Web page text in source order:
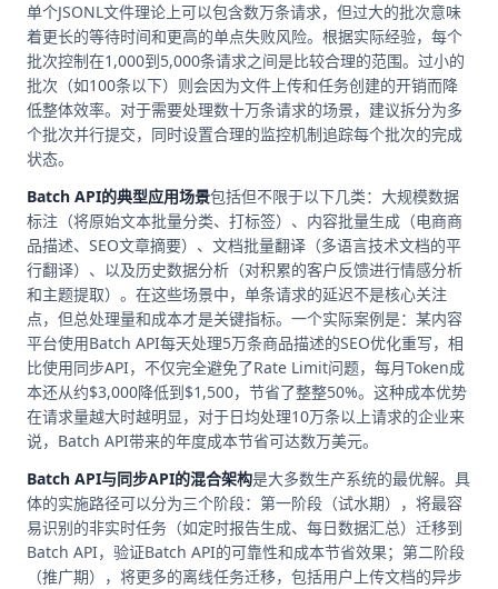
单个JSONL文件理论上可以包含数万条请求，但过大的批次意味
着更长的等待时间和更高的单点失败风险。根据实际经验，每个
批次控制在1,000到5,000条请求之间是比较合理的范围。过小的
批次（如100条以下）则会因为文件上传和任务创建的开销而降
低整体效率。对于需要处理数十万条请求的场景，建议拆分为多
个批次并行提交，同时设置合理的监控机制追踪每个批次的完成
状态。
Batch API的典型应用场景包括但不限于以下几类：大规模数据
标注（将原始文本批量分类、打标签）、内容批量生成（电商商
品描述、SEO文章摘要）、文档批量翻译（多语言技术文档的平
行翻译）、以及历史数据分析（对积累的客户反馈进行情感分析
和主题提取）。在这些场景中，单条请求的延迟不是核心关注
点，但总处理量和成本才是关键指标。一个实际案例是：某内容
平台使用Batch API每天处理5万条商品描述的SEO优化重写，相
比使用同步API，不仅完全避免了Rate Limit问题，每月Token成
本还从约$3,000降低到$1,500，节省了整整50%。这种成本优势
在请求量越大时越明显，对于日均处理10万条以上请求的企业来
说，Batch API带来的年度成本节省可达数万美元。
Batch API与同步API的混合架构是大多数生产系统的最优解。具
体的实施路径可以分为三个阶段：第一阶段（试水期），将最容
易识别的非实时任务（如定时报告生成、每日数据汇总）迁移到
Batch API，验证Batch API的可靠性和成本节省效果；第二阶段
（推广期），将更多的离线任务迁移，包括用户上传文档的异步